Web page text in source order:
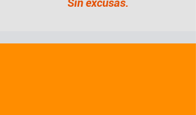
Sin excusas.